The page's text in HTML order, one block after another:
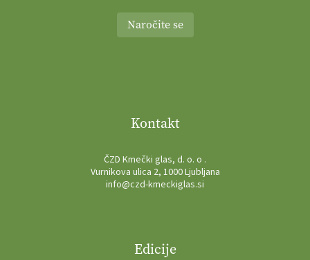
Naročite se
Kontakt
ČZD Kmečki glas, d. o. o .
Vurnikova ulica 2, 1000 Ljubljana
info@czd-kmeckiglas.si
Edicije